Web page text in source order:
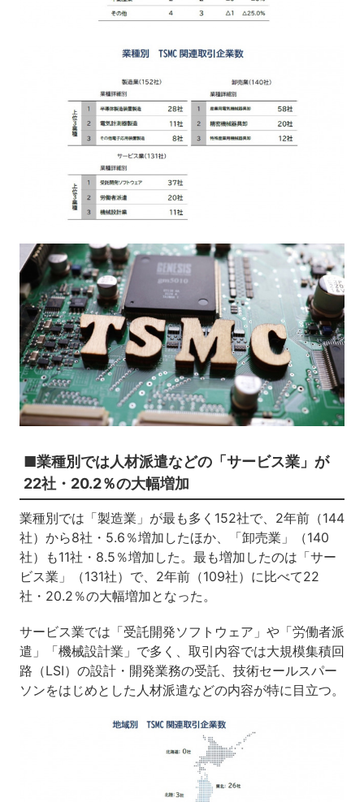
■業種別では人材派遣などの「サービス業」が
22社・20.2％の大幅増加
業種別では「製造業」が最も多く152社で、2年前（144
社）から8社・5.6％増加したほか、「卸売業」（140
社）も11社・8.5％増加した。最も増加したのは「サー
ビス業」（131社）で、2年前（109社）に比べて22
社・20.2％の大幅増加となった。
サービス業では「受託開発ソフトウェア」や「労働者派
遣」「機械設計業」で多く、取引内容では大規模集積回
路（LSI）の設計・開発業務の受託、技術セールスパー
ソンをはじめとした人材派遣などの内容が特に目立つ。